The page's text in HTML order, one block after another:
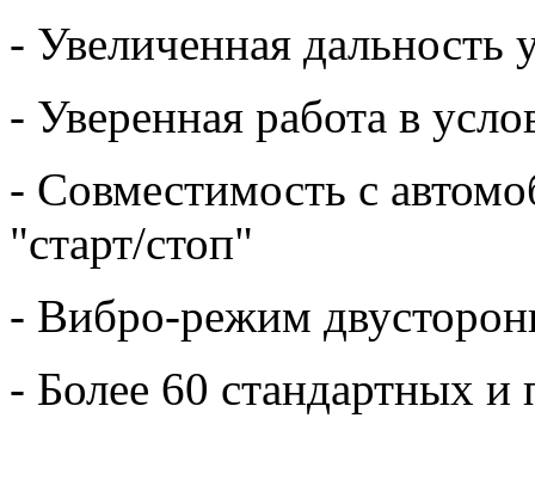
- Увеличенная дальность
- Уверенная работа в
- Совместимость с
"старт/стоп"
- Вибро-режим
- Более 60 стандартных